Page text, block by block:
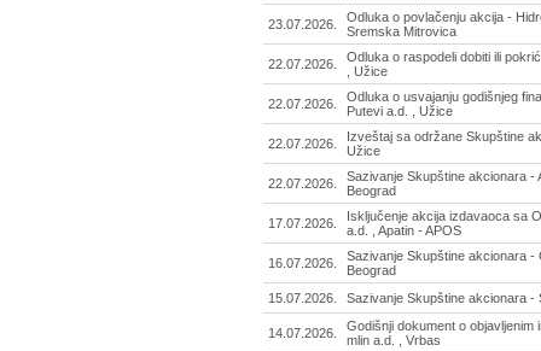
23.07.2026.
Odluka o povlačenju akcija -
Sremska Mitrovica
22.07.2026.
Odluka o raspodeli dobiti ili
, Užice
22.07.2026.
Odluka o usvajanju godišnjeg
Putevi a.d. , Užice
22.07.2026.
Izveštaj sa održane Skupštine
Užice
22.07.2026.
Sazivanje Skupštine akcionara -
Beograd
17.07.2026.
Isključenje akcija izdavaoca sa
a.d. , Apatin - APOS
16.07.2026.
Sazivanje Skupštine akcionara -
Beograd
15.07.2026.
Sazivanje Skupštine akcionara -
14.07.2026.
Godišnji dokument o objavljenim
mlin a.d. , Vrbas